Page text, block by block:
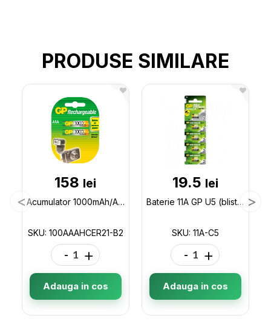
PRODUSE SIMILARE
158 lei
Acumulator 1000mAh/AAA GP (2buc/blister) 100AAAHCER21-B2
SKU: 100AAAHCER21-B2
- +
Adauga in cos
19.5 lei
Baterie 11A GP U5 (blister) 11A-C5
SKU: 11A-C5
- +
Adauga in cos